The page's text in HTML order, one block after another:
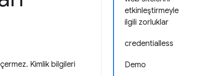
etkinleştirmeyle
ilgili zorluklar
credentialless
Demo
Kimlik bilgileri